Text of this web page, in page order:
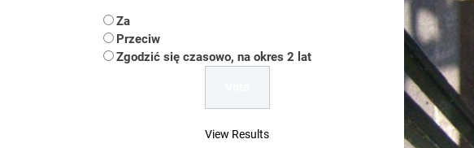
Ilu mieszkańców ma Rybnik?
Dość komentowania kolejnych afer w
Za
Przeciw
Zgodzić się czasowo, na okres 2 lat
View Results